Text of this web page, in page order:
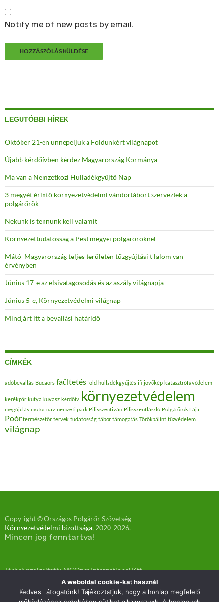
Notify me of new posts by email.
LEGUTÓBBI HÍREK
Október 21-én ünnepeljük a Földünkért világnapot
Újabb kérdőívben kérdez Magyarország Kormánya
Ma van a Nemzetközi Hulladékgyűjtő Nap
3 megyét érintő környezetvédelmi vándortábort szerveztek a
polgárőrök
Nekünk is tennünk kell valamit
Környezettudatosság a Pest megyei polgárőröknél
Mától Magyarország teljes területén tűzgyújtási tilalom van
érvényben
Június 17-e az elsivatagosodás és az aszály világnapja
Június 5-e, Környezetvédelmi világnap
Mindjárt itt a bevallási határidő
CÍMKÉK
adóbevallás Budaörs faültetés föld hulladékgyűjtés ifi jövőkép katasztrófavédelem
kerékpár kutya kuvasz kérdőív környezetvédelem
megújulás motor nav nemzeti park Pilisszentiván Pilisszentlászló Polgárőrök Fája
Poór természetőr tervek tudatosság tábor támogatás Törökbálint tűzvédelem
világnap
Copyright © Országos Polgárőr Szövetség -
Környezetvédelmi bizottsága, 2020-2026.
Minden jog fenntartva!
Tárhelyszolgáltató: MCOnet International Kft.
Kapcsolat: https://www.mconet.hu/kapcsolat
A weboldal cookie-kat használ
Kedves Látogatónk! Tájékoztatjuk, hogy a honlap megfelelő